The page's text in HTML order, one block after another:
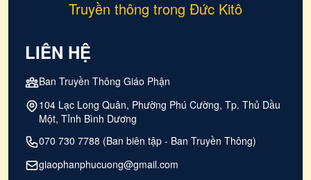
Truyền thông trong Đức Kitô
LIÊN HỆ
Ban Truyền Thông Giáo Phận
104 Lạc Long Quân, Phường Phú Cường, Tp. Thủ Dầu
Một, Tỉnh Bình Dương
070 730 7788 (Ban biên tập - Ban Truyền Thông)
giaophanphucuong@gmail.com